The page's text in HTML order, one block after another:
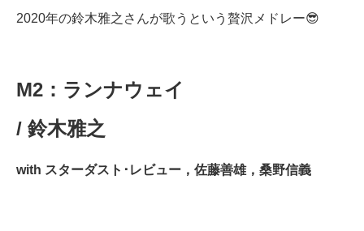
2020年の鈴木雅之さんが歌うという贅沢メドレー😎
M2：ランナウェイ
/ 鈴木雅之
with スターダスト･レビュー，佐藤善雄，桑野信義